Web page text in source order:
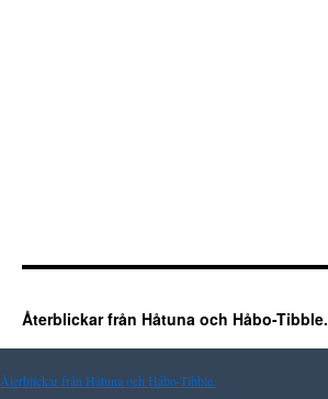
Återblickar från Håtuna och Håbo-Tibble.
Återblickar från Håtuna och Håbo-Tibble.